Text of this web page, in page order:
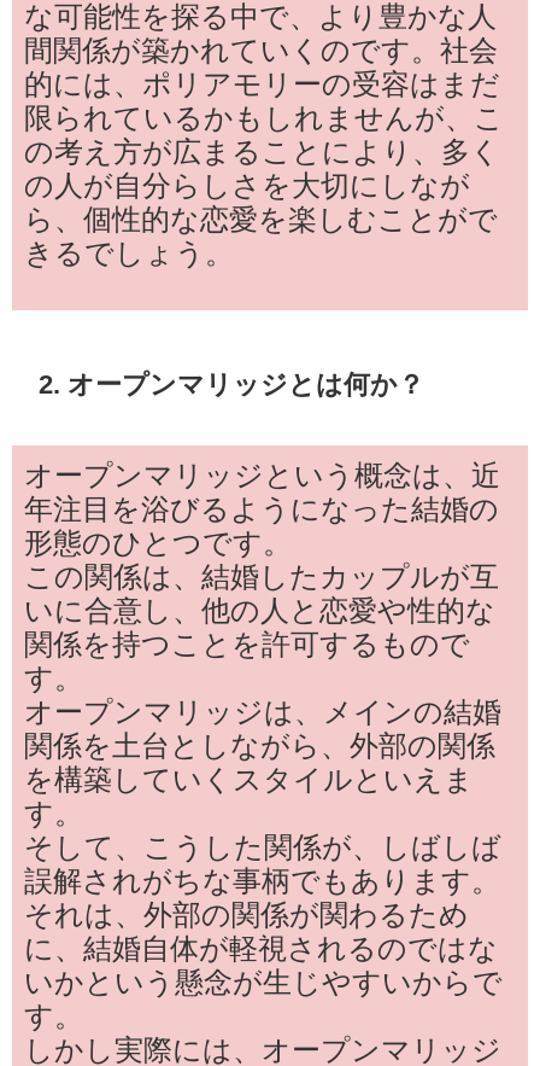
な可能性を探る中で、より豊かな人
間関係が築かれていくのです。社会
的には、ポリアモリーの受容はまだ
限られているかもしれませんが、こ
の考え方が広まることにより、多く
の人が自分らしさを大切にしなが
ら、個性的な恋愛を楽しむことがで
きるでしょう。
2. オープンマリッジとは何か？
オープンマリッジという概念は、近
年注目を浴びるようになった結婚の
形態のひとつです。
この関係は、結婚したカップルが互
いに合意し、他の人と恋愛や性的な
関係を持つことを許可するもので
す。
オープンマリッジは、メインの結婚
関係を土台としながら、外部の関係
を構築していくスタイルといえま
す。
そして、こうした関係が、しばしば
誤解されがちな事柄でもあります。
それは、外部の関係が関わるため
に、結婚自体が軽視されるのではな
いかという懸念が生じやすいからで
す。
しかし実際には、オープンマリッジ